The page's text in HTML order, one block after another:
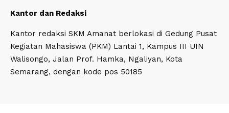
Kantor dan Redaksi
Kantor redaksi SKM Amanat berlokasi di Gedung Pusat
Kegiatan Mahasiswa (PKM) Lantai 1, Kampus III UIN
Walisongo, Jalan Prof. Hamka, Ngaliyan, Kota
Semarang, dengan kode pos 50185